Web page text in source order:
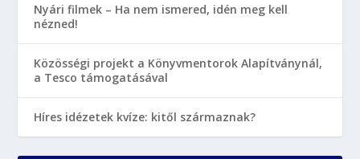
Nyári filmek – Ha nem ismered, idén meg kell
nézned!
Közösségi projekt a Könyvmentorok Alapítványnál,
a Tesco támogatásával
Híres idézetek kvíze: kitől származnak?